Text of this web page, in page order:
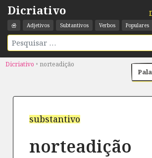
Dicriativo
Adjetivos Subtantivos Verbos Populares
Dicriativo • norteadição
substantivo
norteadição